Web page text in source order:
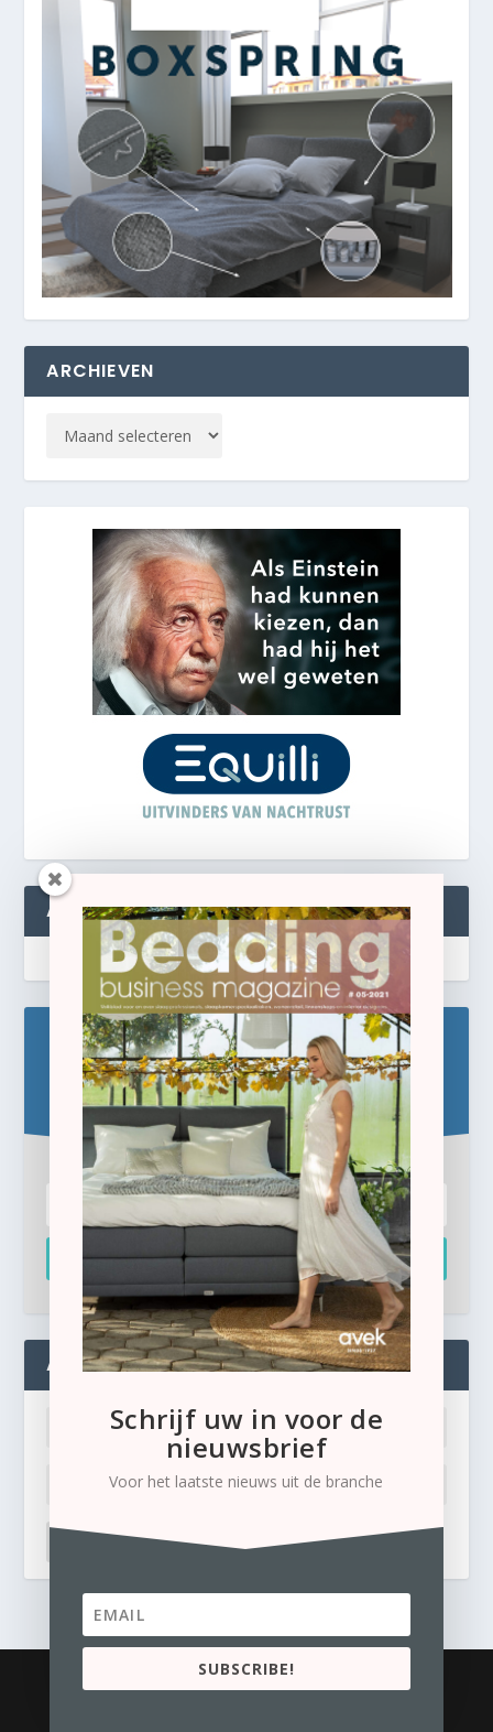
ARCHIEVEN
ABONNEREN
Blijf op de hoogte!
Schrijf u hier in voor de gratis e-newsletter.
Inschrijven
ADMIN
Ik ben mijn wachtwoord kwijt
Business Content Media
Schrijf uw in voor de
nieuwsbrief
Voor het laatste nieuws uit de branche
SUBSCRIBE!